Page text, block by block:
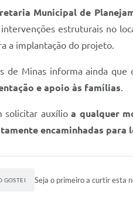
Municipal de
estruturais no
a implantação do projeto.
de Minas informa ainda que
e apoio às famílias.
solicitar auxílioa qualquer
encaminhadas para
GOSTEI Seja o primeiro a curtir esta